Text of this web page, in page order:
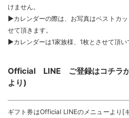
けません。
▶カレンダーの際は、お写真はベストカ
せて頂きます。
▶カレンダーは1家族様、1枚とさせて頂い
Official LINE ご登録はコチラか
より)
ギフト券はOfficial LINEのメニューより[